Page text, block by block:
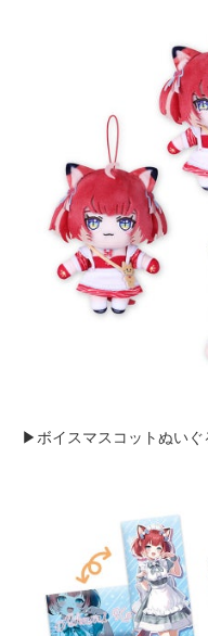
▶ボイスマスコットぬいぐ